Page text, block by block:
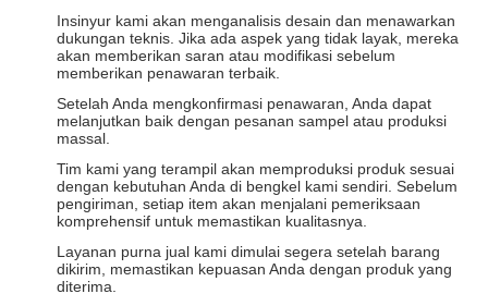
Insinyur kami akan menganalisis desain dan menawarkan
dukungan teknis. Jika ada aspek yang tidak layak, mereka
akan memberikan saran atau modifikasi sebelum
memberikan penawaran terbaik.
Setelah Anda mengkonfirmasi penawaran, Anda dapat
melanjutkan baik dengan pesanan sampel atau produksi
massal.
Tim kami yang terampil akan memproduksi produk sesuai
dengan kebutuhan Anda di bengkel kami sendiri. Sebelum
pengiriman, setiap item akan menjalani pemeriksaan
komprehensif untuk memastikan kualitasnya.
Layanan purna jual kami dimulai segera setelah barang
dikirim, memastikan kepuasan Anda dengan produk yang
diterima.